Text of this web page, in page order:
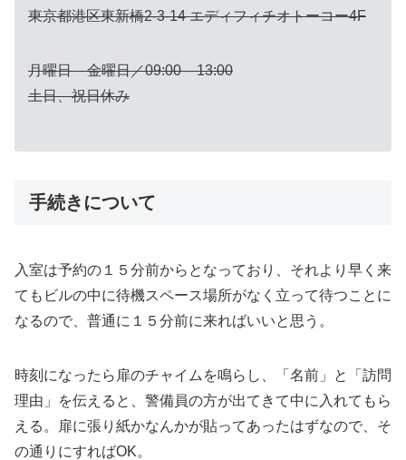
東京都港区東新橋2-3-14 エディフィチオトーコー4F
月曜日 – 金曜日／09:00 – 13:00
土日、祝日休み
手続きについて
入室は予約の１５分前からとなっており、それより早く来
てもビルの中に待機スペース場所がなく立って待つことに
なるので、普通に１５分前に来ればいいと思う。
時刻になったら扉のチャイムを鳴らし、「名前」と「訪問
理由」を伝えると、警備員の方が出てきて中に入れてもら
える。扉に張り紙かなんかが貼ってあったはずなので、そ
の通りにすればOK。